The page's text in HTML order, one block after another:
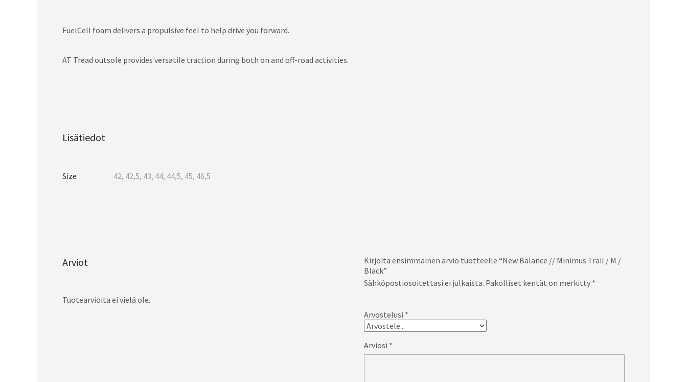
FuelCell foam delivers a propulsive feel to help drive you forward.
AT Tread outsole provides versatile traction during both on and off-road activities.
Lisätiedot
Size 42, 42,5, 43, 44, 44,5, 45, 46,5
Arviot
Tuotearvioita ei vielä ole.
Kirjoita ensimmäinen arvio tuotteelle “New Balance // Minimus Trail / M /
Black”
Sähköpostiosoitettasi ei julkaista. Pakolliset kentät on merkitty *
Arvostelusi *
Arviosi *